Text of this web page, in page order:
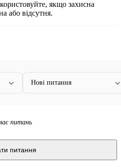
якщо захисна
або відсутня.
Нові питання
питань
питання